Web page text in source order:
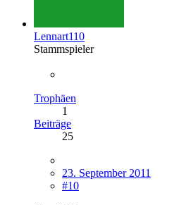
Lennart110
Stammspieler
Trophäen
1
Beiträge
25
23. September 2011
#10